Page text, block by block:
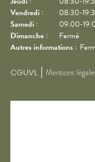
Vendredi :
08:30-
Samedi :
09:00-
Dimanche :
Fermé
Autres informations :
CGUVL Mentions